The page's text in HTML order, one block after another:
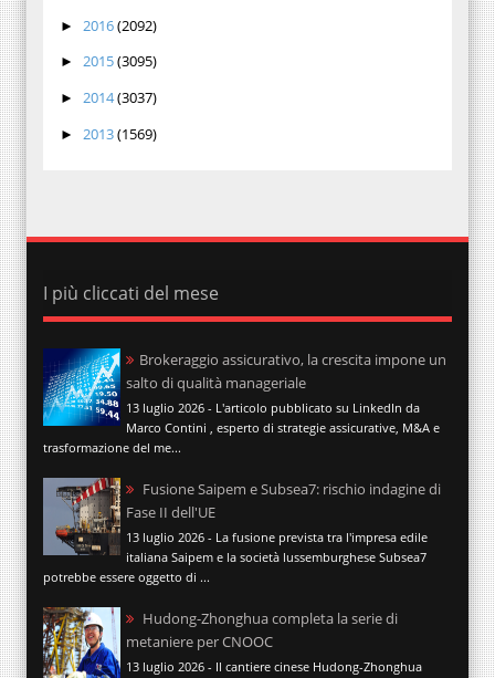
► 2016(2092)
► 2015(3095)
► 2014(3037)
► 2013(1569)
I più cliccati del mese
Brokeraggio assicurativo, la crescita impone un
salto di qualità manageriale
13 luglio 2026 - L'articolo pubblicato su LinkedIn da
Marco Contini , esperto di strategie assicurative, M&A e
trasformazione del me...
Fusione Saipem e Subsea7: rischio indagine di
Fase II dell'UE
13 luglio 2026 - La fusione prevista tra l'impresa edile
italiana Saipem e la società lussemburghese Subsea7
potrebbe essere oggetto di ...
Hudong-Zhonghua completa la serie di
metaniere per CNOOC
13 luglio 2026 - Il cantiere cinese Hudong-Zhonghua